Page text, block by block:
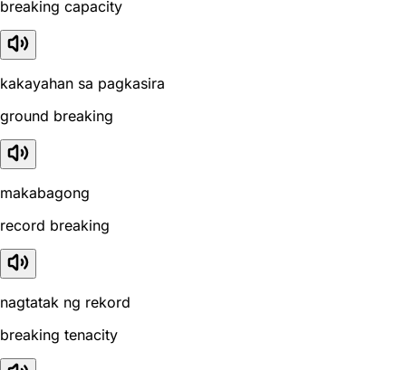
breaking capacity
kakayahan sa pagkasira
ground breaking
makabagong
record breaking
nagtatak ng rekord
breaking tenacity